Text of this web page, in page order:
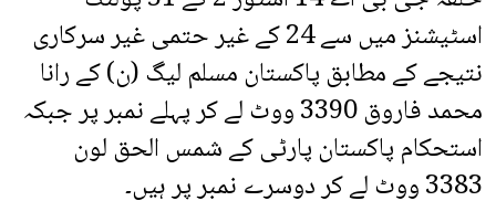
اسٹیشنز میں سے 24 کے غیر حتمی غیر سرکاری
نتیجے کے مطابق پاکستان مسلم لیگ (ن) کے رانا
محمد فاروق 3390 ووٹ لے کر پہلے نمبر پر جبکہ
استحکام پاکستان پارٹی کے شمس الحق لون
3383 ووٹ لے کر دوسرے نمبر پر ہیں۔